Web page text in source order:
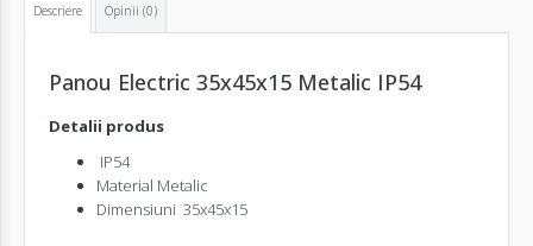
Descriere Opinii (0)
Panou Electric 35x45x15 Metalic IP54
Detalii produs
IP54
Material Metalic
Dimensiuni 35x45x15